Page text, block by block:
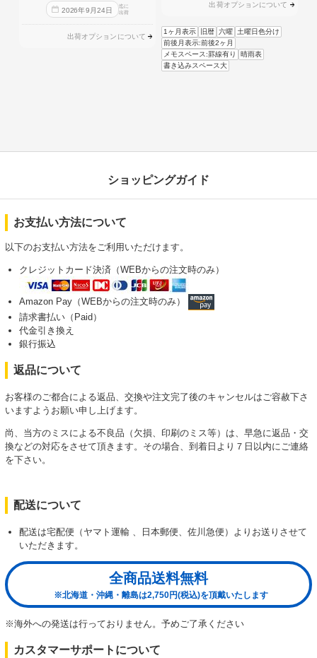
2026年9 月24日
迄に
出荷
出荷オプションについて
出荷オプションについて
1ヶ月表示 旧暦 六曜 土曜日色分け
前後月表示:前後2ヶ月
メモスペース:罫線有り
晴雨表
書き込みスペース大
ショッピングガイド
お支払い方法について
以下のお支払い方法をご利用いただけます。
クレジットカード決済（WEBからの注文時のみ）
Amazon Pay（WEBからの注文時のみ）
請求書払い（Paid）
代金引き換え
銀行振込
返品について
お客様のご都合による返品、交換や注文完了後のキャンセルはご容赦下さ
いますようお願い申し上げます。
尚、当方のミスによる不良品（欠損、印刷のミス等）は、早急に返品・交
換などの対応をさせて頂きます。その場合、到着日より７日以内にご連絡
を下さい。
配送について
配送は宅配便（ヤマト運輸 、日本郵便、佐川急便）よりお送りさせて
いただきます。
全商品送料無料
※北海道・沖縄・離島は2,750円(税込)を頂戴いたします
※海外への発送は行っておりません。予めご了承ください
カスタマーサポートについて